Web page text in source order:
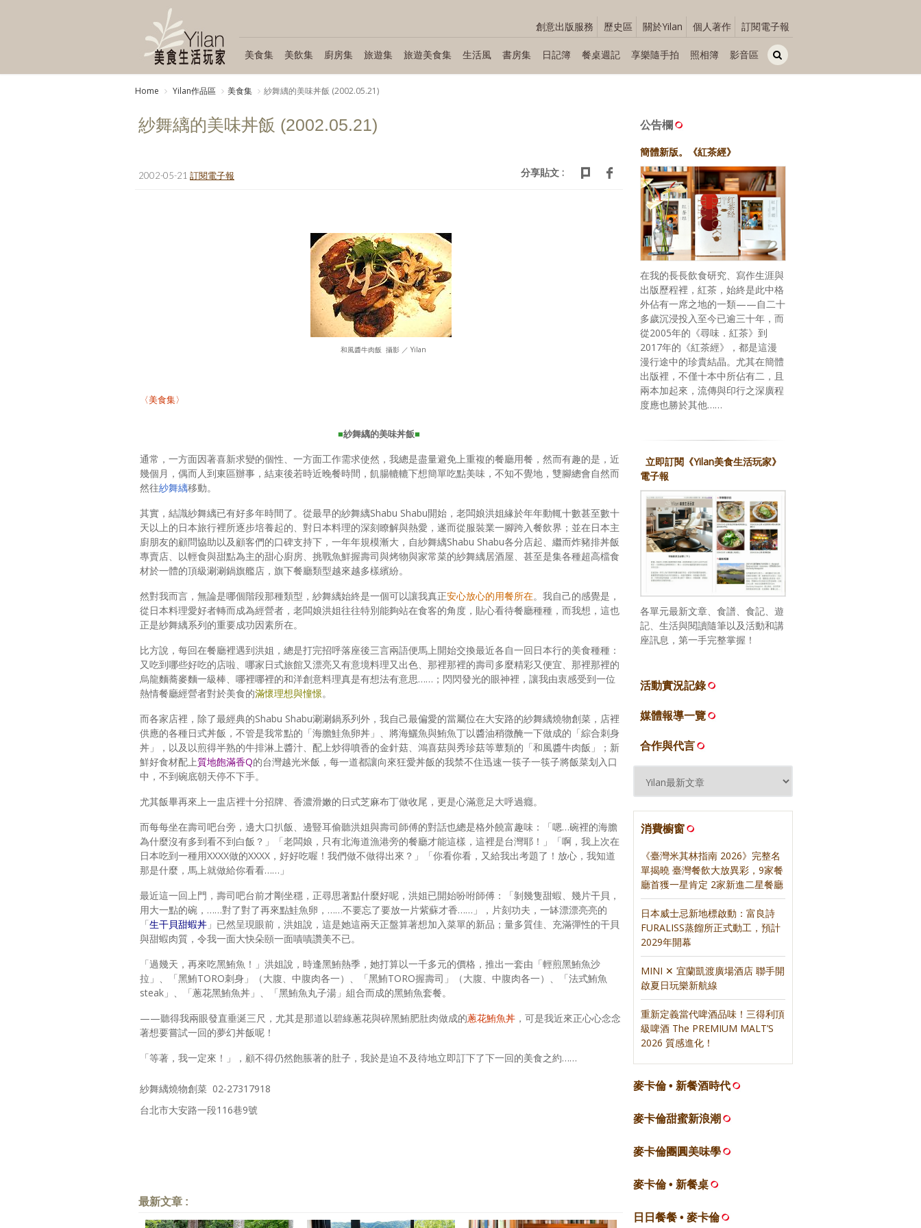
創意出版服務 歷史區 關於Yilan 個人著作 訂閱電子報
美食集 美飲集 廚房集 旅遊集 旅遊美食集 生活風 書房集 日記簿 餐桌週記 享樂隨手拍 照相簿 影音區
Home Yilan作品區 美食集 紗舞縭的美味丼飯 (2002.05.21)
紗舞縭的美味丼飯 (2002.05.21)
2002-05-21 訂閱電子報 分享貼文 :
和風醬牛肉飯 攝影 ／ Yilan
〈美食集〉
■紗舞縭的美味丼飯■
通常，一方面因著喜新求變的個性、一方面工作需求使然，我總是盡量避免上重複的餐廳用餐，然而有趣的是，近
幾個月，偶而人到東區辦事，結束後若時近晚餐時間，飢腸轆轆下想簡單吃點美味，不知不覺地，雙腳總會自然而
然往紗舞縭移動。
其實，結識紗舞縭已有好多年時間了。從最早的紗舞縭Shabu Shabu開始，老闆娘洪姐緣於年年動輒十數甚至數十
天以上的日本旅行裡所逐步培養起的、對日本料理的深刻瞭解與熱愛，遂而從服裝業一腳跨入餐飲界；並在日本主
廚朋友的顧問協助以及顧客們的口碑支持下，一年年規模漸大，自紗舞縭Shabu Shabu各分店起、繼而炸豬排丼飯
專賣店、以輕食與甜點為主的甜心廚房、挑戰魚鮮握壽司與烤物與家常菜的紗舞縭居酒屋、甚至是集各種超高檔食
材於一體的頂級涮涮鍋旗艦店，旗下餐廳類型越來越多樣繽紛。
然對我而言，無論是哪個階段那種類型，紗舞縭始終是一個可以讓我真正安心放心的用餐所在。我自己的感覺是，
從日本料理愛好者轉而成為經營者，老闆娘洪姐往往特別能夠站在食客的角度，貼心看待餐廳種種，而我想，這也
正是紗舞縭系列的重要成功因素所在。
比方說，每回在餐廳裡遇到洪姐，總是打完招呼落座後三言兩語便馬上開始交換最近各自一回日本行的美食種種：
又吃到哪些好吃的店啦、哪家日式旅館又漂亮又有意境料理又出色、那裡那裡的壽司多麼精彩又便宜、那裡那裡的
烏龍麵蕎麥麵一級棒、哪裡哪裡的和洋創意料理真是有想法有意思……；閃閃發光的眼神裡，讓我由衷感受到一位
熱情餐廳經營者對於美食的滿懷理想與憧憬。
而各家店裡，除了最經典的Shabu Shabu涮涮鍋系列外，我自己最偏愛的當屬位在大安路的紗舞縭燒物創菜，店裡
供應的各種日式丼飯，不管是我常點的「海膽鮭魚卵丼」、將海鱺魚與鮪魚丁以醬油稍微醃一下做成的「綜合刺身
丼」，以及以煎得半熟的牛排淋上醬汁、配上炒得噴香的金針菇、鴻喜菇與秀珍菇等蕈類的「和風醬牛肉飯」；新
鮮好食材配上質地飽滿香Q的台灣越光米飯，每一道都讓向來狂愛丼飯的我禁不住迅速一筷子一筷子將飯菜划入口
中，不到碗底朝天停不下手。
尤其飯畢再來上一盅店裡十分招牌、香濃滑嫩的日式芝麻布丁做收尾，更是心滿意足大呼過癮。
而每每坐在壽司吧台旁，邊大口扒飯、邊豎耳偷聽洪姐與壽司師傅的對話也總是格外饒富趣味：「嗯…碗裡的海膽
為什麼沒有多到看不到白飯？」「老闆娘，只有北海道漁港旁的餐廳才能這樣，這裡是台灣耶！」「啊，我上次在
日本吃到一種用XXXX做的XXXX，好好吃喔！我們做不做得出來？」「你看你看，又給我出考題了！放心，我知道
那是什麼，馬上就做給你看看……」
最近這一回上門，壽司吧台前才剛坐穩，正尋思著點什麼好呢，洪姐已開始吩咐師傅：「剝幾隻甜蝦、幾片干貝，
用大一點的碗，……對了對了再來點鮭魚卵，……不要忘了要放一片紫蘇才香……」，片刻功夫，一缽漂漂亮亮的
「生干貝甜蝦丼 」已然呈現眼前，洪姐說，這是她這兩天正盤算著想加入菜單的新品；量多質佳、充滿彈性的干貝
與甜蝦肉質，令我一面大快朵頤一面嘖嘖讚美不已。
「過幾天，再來吃黑鮪魚！」洪姐說，時逢黑鮪熱季，她打算以一千多元的價格，推出一套由「輕煎黑鮪魚沙
拉」、「黑鮪TORO刺身」（大腹、中腹肉各一）、「黑鮪TORO握壽司」（大腹、中腹肉各一）、「法式鮪魚
steak」、「蔥花黑鮪魚丼」、「黑鮪魚丸子湯」組合而成的黑鮪魚套餐。
——聽得我兩眼發直垂涎三尺，尤其是那道以碧綠蔥花與碎黑鮪肥肚肉做成的蔥花鮪魚丼 ，可是我近來正心心念念
著想要嘗試一回的夢幻丼飯呢！
「等著，我一定來！」，顧不得仍然飽脹著的肚子，我於是迫不及待地立即訂下了下一回的美食之約……
紗舞縭燒物創菜 02-27317918
台北市大安路一段116巷9號
最新文章 :
公告欄
簡體新版。《紅茶經》
在我的長長飲食研究、寫作生涯與
出版歷程裡，紅茶，始終是此中格
外佔有一席之地的一類——自二十
多歲沉浸投入至今已逾三十年，而
從2005年的《尋味．紅茶》到
2017年的《紅茶經》，都是這漫
漫行途中的珍貴結晶。尤其在簡體
出版裡，不僅十本中所佔有二，且
兩本加起來，流傳與印行之深廣程
度應也勝於其他……
立即訂閱《Yilan美食生活玩家》
電子報
各單元最新文章、食譜、食記、遊
記、生活與閱讀隨筆以及活動和講
座訊息，第一手完整掌握！
活動實況記錄
媒體報導一覽
合作與代言
消費櫥窗
《臺灣米其林指南 2026》完整名
單揭曉 臺灣餐飲大放異彩，9家餐
廳首獲一星肯定 2家新進二星餐廳
日本威士忌新地標啟動：富良詩
FURALISS蒸餾所正式動工，預計
2029年開幕
MINI ✕ 宜蘭凱渡廣場酒店 聯手開
啟夏日玩樂新航線
重新定義當代啤酒品味！三得利頂
級啤酒 The PREMIUM MALT’S
2026 質感進化！
麥卡倫 • 新餐酒時代
麥卡倫甜蜜新浪潮
麥卡倫團圓美味學
麥卡倫 • 新餐桌
日日餐餐 • 麥卡倫